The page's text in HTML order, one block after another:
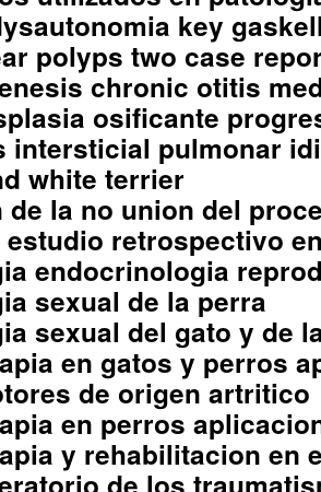
key
polyps two case
chronic otitis
osificante
intersticial pulmonar
white terrier
la no union del
retrospectivo
endocrinologia
sexual de la perra
sexual del gato y de
en gatos y perros
de origen artritico
en perros
y rehabilitacion en
de los